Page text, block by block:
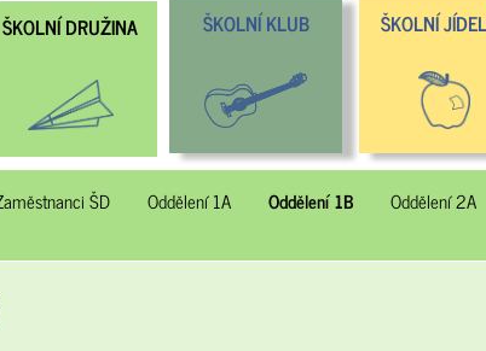
ŠKOLNÍ DRUŽINA ŠKOLNÍ KLUB ŠKOLNÍ
ŠD Oddělení 1A Oddělení 1B Oddělení 2A